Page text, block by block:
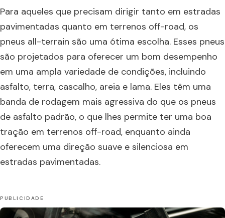
Para aqueles que precisam dirigir tanto em estradas
pavimentadas quanto em terrenos off-road, os
pneus all-terrain são uma ótima escolha. Esses pneus
são projetados para oferecer um bom desempenho
em uma ampla variedade de condições, incluindo
asfalto, terra, cascalho, areia e lama. Eles têm uma
banda de rodagem mais agressiva do que os pneus
de asfalto padrão, o que lhes permite ter uma boa
tração em terrenos off-road, enquanto ainda
oferecem uma direção suave e silenciosa em
estradas pavimentadas.